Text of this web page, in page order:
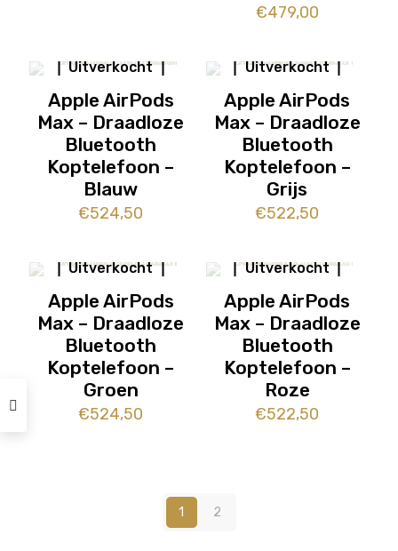
€479,00
Uitverkocht
Apple AirPods
Max – Draadloze
Bluetooth
Koptelefoon –
Blauw
€524,50
Uitverkocht
Apple AirPods
Max – Draadloze
Bluetooth
Koptelefoon –
Grijs
€522,50
Uitverkocht
Apple AirPods
Max – Draadloze
Bluetooth
Koptelefoon –
Groen
€524,50
Uitverkocht
Apple AirPods
Max – Draadloze
Bluetooth
Koptelefoon –
Roze
€522,50
1 2